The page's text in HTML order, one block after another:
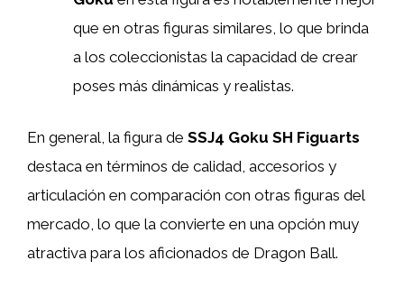
que en otras figuras similares, lo que brinda
a los coleccionistas la capacidad de crear
poses más dinámicas y realistas.
En general, la figura de SSJ4 Goku SH Figuarts
destaca en términos de calidad, accesorios y
articulación en comparación con otras figuras del
mercado, lo que la convierte en una opción muy
atractiva para los aficionados de Dragon Ball.